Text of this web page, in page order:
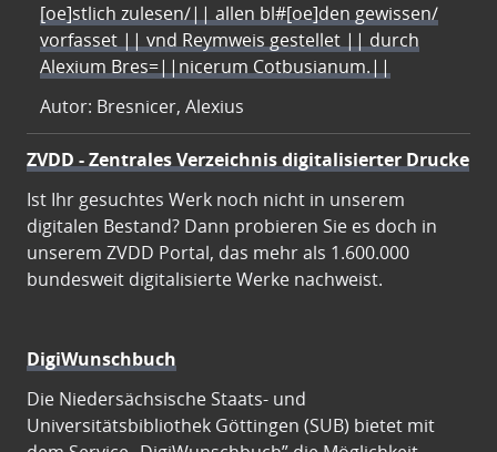
[oe]stlich zulesen/|| allen bl#[oe]den gewissen/
vorfasset || vnd Reymweis gestellet || durch
Alexium Bres=||nicerum Cotbusianum.||
Autor: Bresnicer, Alexius
ZVDD - Zentrales Verzeichnis digitalisierter Drucke
Ist Ihr gesuchtes Werk noch nicht in unserem
digitalen Bestand? Dann probieren Sie es doch in
unserem ZVDD Portal, das mehr als 1.600.000
bundesweit digitalisierte Werke nachweist.
DigiWunschbuch
Die Niedersächsische Staats- und
Universitätsbibliothek Göttingen (SUB) bietet mit